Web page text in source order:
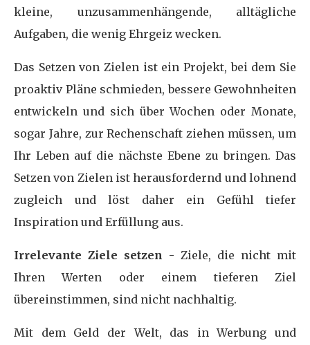
kleine, unzusammenhängende, alltägliche
Aufgaben, die wenig Ehrgeiz wecken.
Das Setzen von Zielen ist ein Projekt, bei dem Sie
proaktiv Pläne schmieden, bessere Gewohnheiten
entwickeln und sich über Wochen oder Monate,
sogar Jahre, zur Rechenschaft ziehen müssen, um
Ihr Leben auf die nächste Ebene zu bringen. Das
Setzen von Zielen ist herausfordernd und lohnend
zugleich und löst daher ein Gefühl tiefer
Inspiration und Erfüllung aus.
Irrelevante Ziele setzen - Ziele, die nicht mit
Ihren Werten oder einem tieferen Ziel
übereinstimmen, sind nicht nachhaltig.
Mit dem Geld der Welt, das in Werbung und